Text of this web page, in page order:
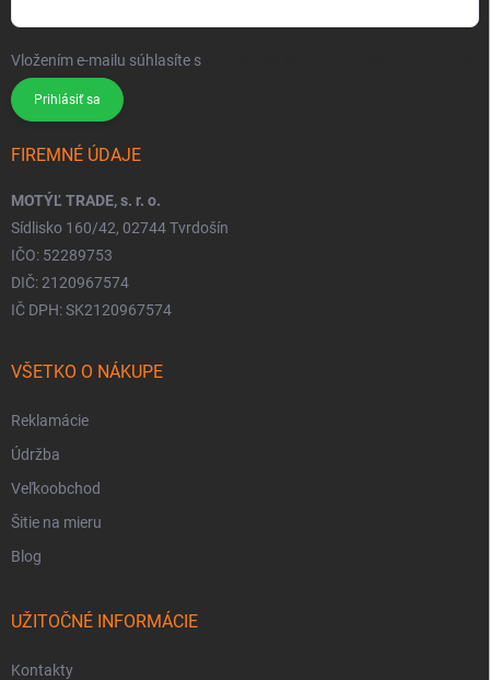
Vložením e-mailu súhlasíte s
Prihlásiť sa
FIREMNÉ ÚDAJE
MOTÝĽ TRADE, s. r. o.
Sídlisko 160/42, 02744 Tvrdošín
IČO: 52289753
DIČ: 2120967574
IČ DPH: SK2120967574
VŠETKO O NÁKUPE
Reklamácie
Údržba
Veľkoobchod
Šitie na mieru
Blog
UŽITOČNÉ INFORMÁCIE
Kontakty